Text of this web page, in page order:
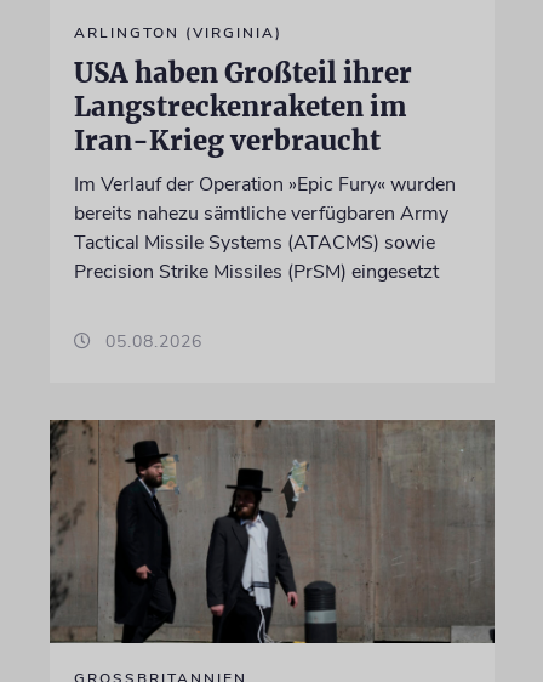
ARLINGTON (VIRGINIA)
USA haben Großteil ihrer
Langstreckenraketen im
Iran-Krieg verbraucht
Im Verlauf der Operation »Epic Fury« wurden
bereits nahezu sämtliche verfügbaren Army
Tactical Missile Systems (ATACMS) sowie
Precision Strike Missiles (PrSM) eingesetzt
05.08.2026
GROSSBRITANNIEN